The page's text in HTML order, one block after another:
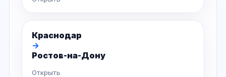
Краснодар
→
Ростов-на-Дону
Открыть